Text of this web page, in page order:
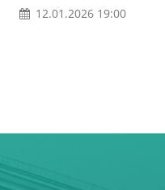
12.01.2026 19:00